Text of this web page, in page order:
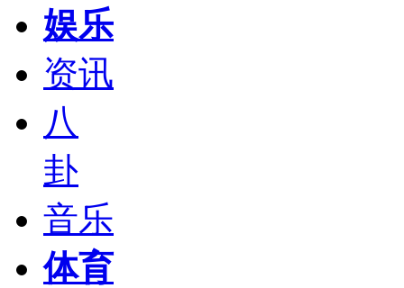
娱乐
资讯
八
卦
音乐
体育